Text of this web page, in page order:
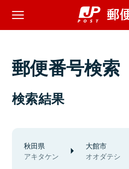
郵便番号検索
検索結果
秋田県
アキタケン
大館市
オオダテシ